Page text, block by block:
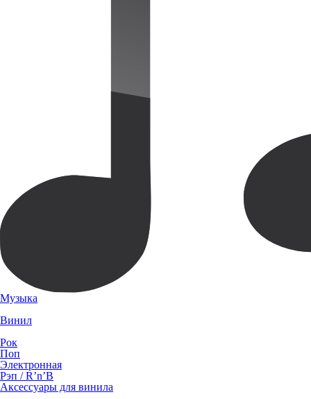
Музыка
Винил
Рок
Поп
Электронная
Рэп / R’n’B
Аксессуары для винила